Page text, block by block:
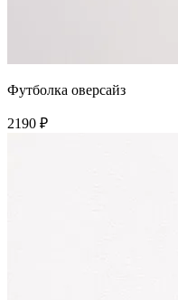
Футболка оверсайз
2190 ₽